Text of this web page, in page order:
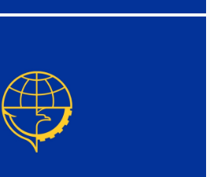
DETAIL